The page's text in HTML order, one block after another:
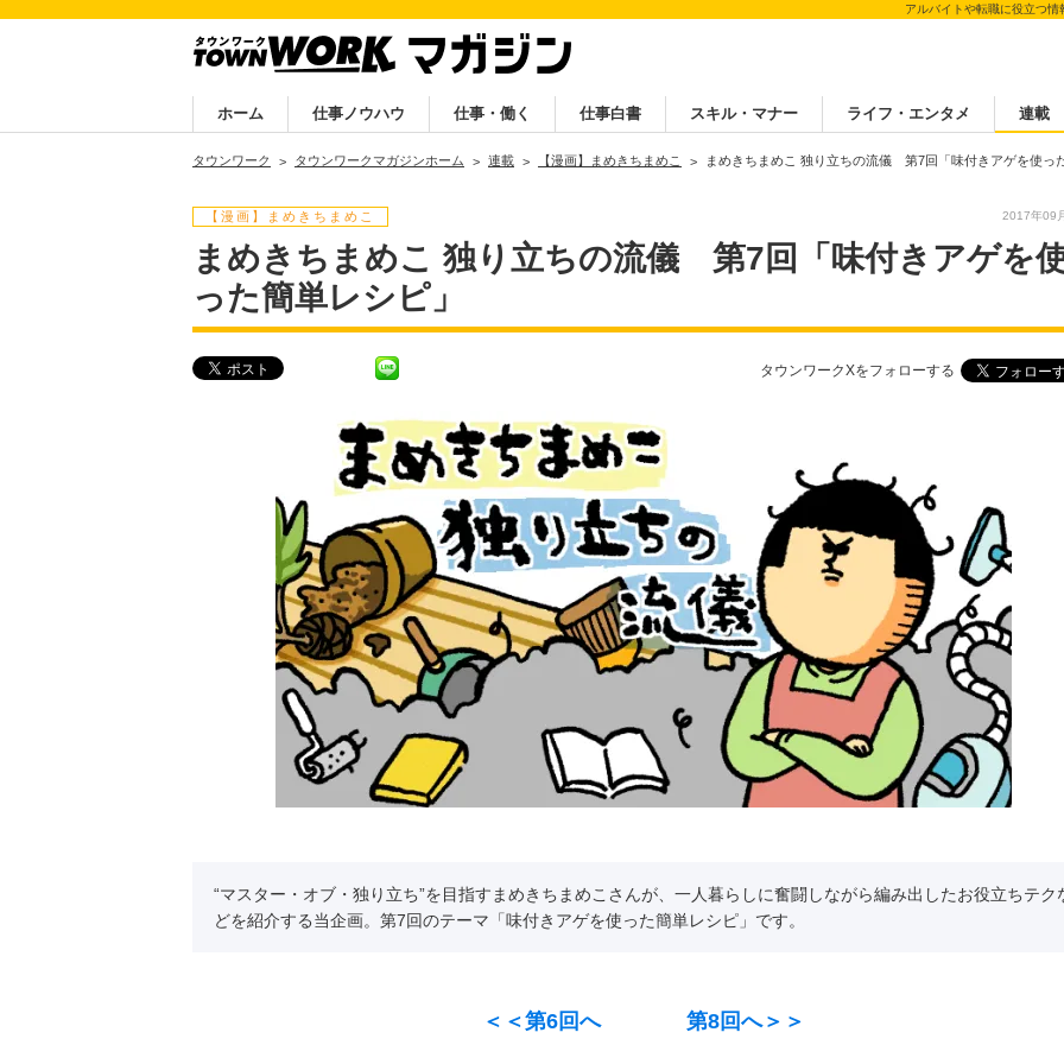
アルバイトや転職に役立つ
ホーム 仕事ノウハウ 仕事・働く 仕事白書 スキル・マナー ライフ・エンタメ 連載
タウンワーク タウンワークマガジンホーム 連載 【漫画】まめきちまめこ まめきちまめこ 独り立ちの流儀 第7回「味付きアゲを使っ
【漫画】まめきちまめこ 2017年09
まめきちまめこ 独り立ちの流儀 第7回「味付きアゲを
った簡単レシピ」
タウンワークXをフォローする
“マスター・オブ・独り立ち”を目指すまめきちまめこさんが、一人暮らしに奮闘しながら編み出したお役立ちテク
どを紹介する当企画。第7回のテーマ「味付きアゲを使った簡単レシピ」です。
＜＜第6回へ 第8回へ＞＞